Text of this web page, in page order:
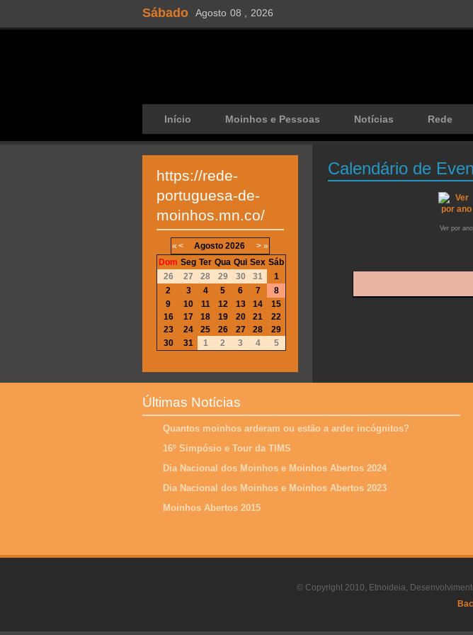
Sábado Agosto 08 , 2026
Início Moinhos e Pessoas Notícias Rede
Calendário de
Ver por ano
https://rede-
portuguesa-de-
moinhos.mn.co/
« < Agosto 2026 > »
Dom Seg Ter Qua Qui Sex Sáb
26
27 28 29 30 31
1
2
3 4 5 6 7
8
9
10 11 12 13 14
15
16
17 18 19 20 21
22
23
24 25 26 27 28
29
30
31 1 2 3 4 5
Últimas Notícias
Quantos moinhos arderam ou estão a arder incógnitos?
16º Simpósio e Tour da TIMS
Dia Nacional dos Moinhos e Moinhos Abertos 2024
Dia Nacional dos Moinhos e Moinhos Abertos 2023
Moinhos Abertos 2015
© Copyright 2010, Etnoideia,